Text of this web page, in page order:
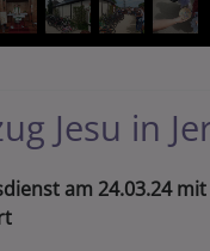
Jesu in
am 24.03.24